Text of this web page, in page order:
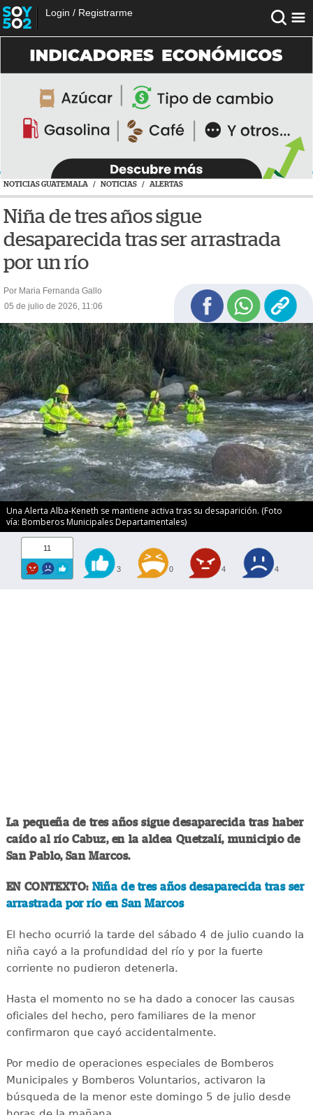
Login / Registrarme
NOTICIAS GUATEMALA / NOTICIAS / ALERTAS
Niña de tres años sigue
desaparecida tras ser arrastrada
por un río
Por Maria Fernanda Gallo
05 de julio de 2026, 11:06
Una Alerta Alba-Keneth se mantiene activa tras su desaparición. (Foto
vía: Bomberos Municipales Departamentales)
11
3 0 4 4
La pequeña de tres años sigue desaparecida tras haber
caído al río Cabuz, en la aldea Quetzalí, municipio de
San Pablo, San Marcos.
EN CONTEXTO: Niña de tres años desaparecida tras ser
arrastrada por río en San Marcos
El hecho ocurrió la tarde del sábado 4 de julio cuando la
niña cayó a la profundidad del río y por la fuerte
corriente no pudieron detenerla.
Hasta el momento no se ha dado a conocer las causas
oficiales del hecho, pero familiares de la menor
confirmaron que cayó accidentalmente.
Por medio de operaciones especiales de Bomberos
Municipales y Bomberos Voluntarios, activaron la
búsqueda de la menor este domingo 5 de julio desde